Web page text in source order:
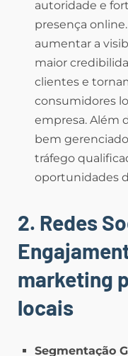
autoridade e
presença
aumentar a
maior
clientes e
consumidores
empresa. Além
bem
tráfego
oportunidades
2. Redes
marketing
locais
Segmentação